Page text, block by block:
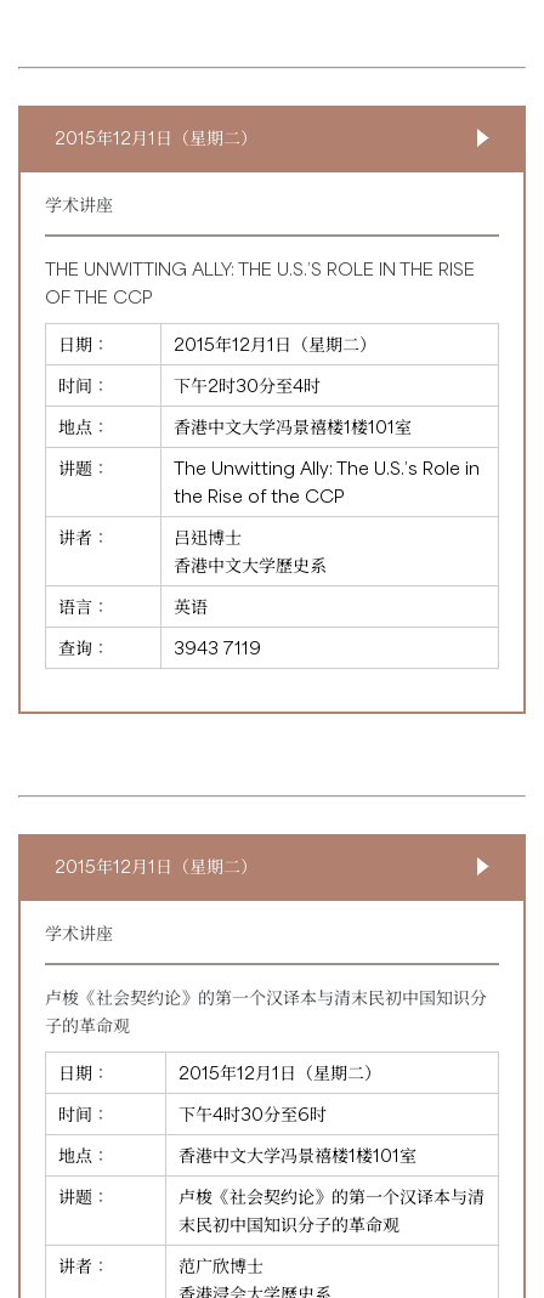
2015年12月1日（星期二）
学术讲座
THE UNWITTING ALLY: THE U.S.’S ROLE IN THE RISE
OF THE CCP
日期：
2015年12月1日（星期二）
时间：
下午2时30分至4时
地点：
香港中文大学冯景禧楼1楼101室
讲题：
The Unwitting Ally: The U.S.’s Role in
the Rise of the CCP
讲者：
吕迅博士
香港中文大学歷史系
语言：
英语
查询：
3943 7119
2015年12月1日（星期二）
学术讲座
卢梭《社会契约论》的第一个汉译本与清末民初中国知识分
子的革命观
日期：
2015年12月1日（星期二）
时间：
下午4时30分至6时
地点：
香港中文大学冯景禧楼1楼101室
讲题：
卢梭《社会契约论》的第一个汉译本与清
末民初中国知识分子的革命观
讲者：
范广欣博士